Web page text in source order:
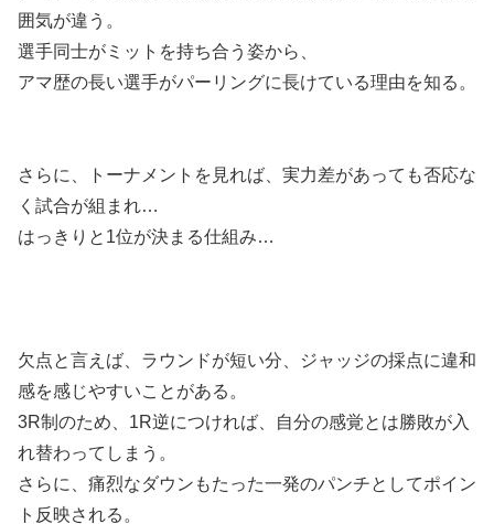
囲気が違う。
選手同士がミットを持ち合う姿から、
アマ歴の長い選手がパーリングに長けている理由を知る。
さらに、トーナメントを見れば、実力差があっても否応な
く試合が組まれ…
はっきりと1位が決まる仕組み…
欠点と言えば、ラウンドが短い分、ジャッジの採点に違和
感を感じやすいことがある。
3R制のため、1R逆につければ、自分の感覚とは勝敗が入
れ替わってしまう。
さらに、痛烈なダウンもたった一発のパンチとしてポイン
ト反映される。